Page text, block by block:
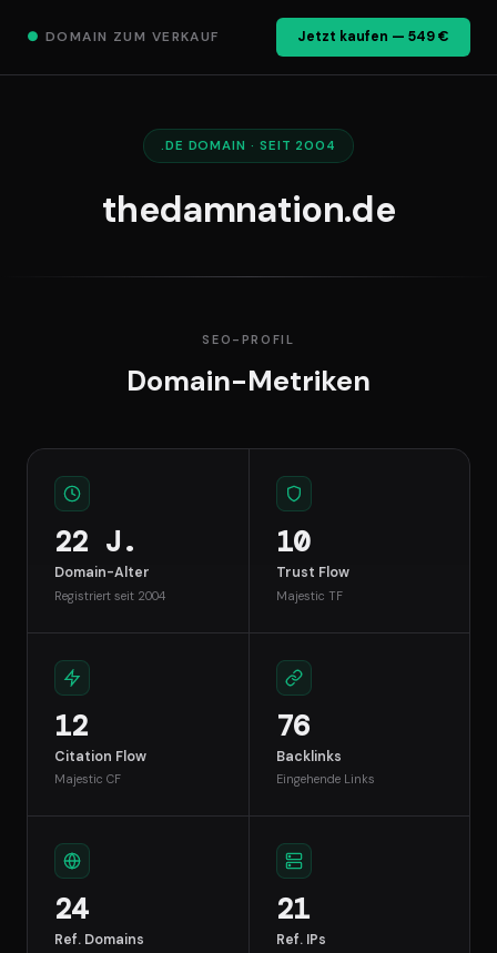
● DOMAIN ZUM VERKAUF Jetzt kaufen — 549 €
.DE DOMAIN · SEIT 2004
thedamnation.de
SEO-PROFIL
Domain-Metriken
22 J.
Domain-Alter
Registriert seit 2004
10
Trust Flow
Majestic TF
12
Citation Flow
Majestic CF
76
Backlinks
Eingehende Links
24
Ref. Domains
21
Ref. IPs